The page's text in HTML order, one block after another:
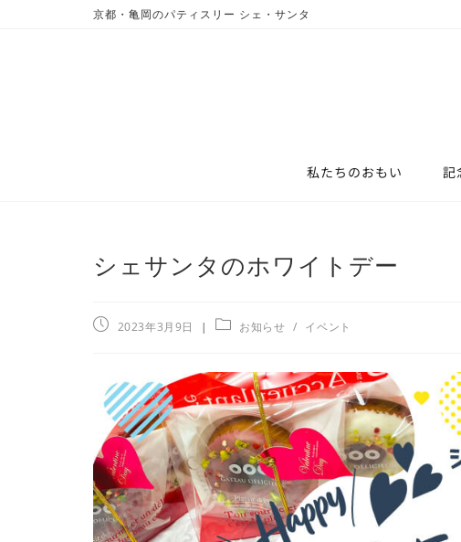
京都・亀岡のパティスリー シェ・サンタ
私たちのおもい 記
シェサンタのホワイトデー
2023年3月9日 お知らせ / イベント